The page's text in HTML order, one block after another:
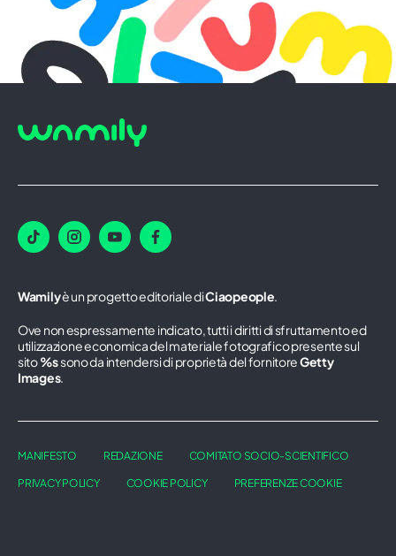
Wamilyè un progetto editoriale diCiaopeople.
Ove non espressamente indicato, tutti i diritti di sfruttamento ed
utilizzazione economica del materiale fotografico presente sul
sito%ssono da intendersi di proprietà del fornitoreGetty
Images.
MANIFESTO REDAZIONE COMITATO SOCIO-SCIENTIFICO
PRIVACY POLICY COOKIE POLICY PREFERENZE COOKIE